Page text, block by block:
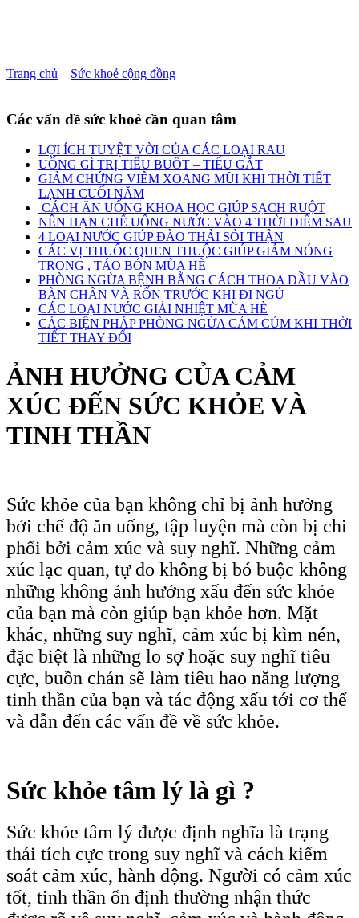
Trang chủ Sức khoẻ cộng đồng
Các vấn đề sức khoẻ cần quan tâm
LỢI ÍCH TUYỆT VỜI CỦA CÁC LOẠI RAU
UỐNG GÌ TRỊ TIỂU BUỐT – TIỂU GẮT
GIẢM CHỨNG VIÊM XOANG MŨI KHI THỜI TIẾT
LẠNH CUỐI NĂM
CÁCH ĂN UỐNG KHOA HỌC GIÚP SẠCH RUỘT
NÊN HẠN CHẾ UỐNG NƯỚC VÀO 4 THỜI ĐIỂM SAU
4 LOẠI NƯỚC GIÚP ĐÀO THẢI SỎI THẬN
CÁC VỊ THUỐC QUEN THUỘC GIÚP GIẢM NÓNG
TRONG , TÁO BÓN MÙA HÈ
PHÒNG NGỪA BỆNH BẰNG CÁCH THOA DẦU VÀO
BÀN CHÂN VÀ RỐN TRƯỚC KHI ĐI NGỦ
CÁC LOẠI NƯỚC GIẢI NHIỆT MÙA HÈ
CÁC BIỆN PHÁP PHÒNG NGỪA CẢM CÚM KHI THỜI
TIẾT THAY ĐỔI
ẢNH HƯỞNG CỦA CẢM
XÚC ĐẾN SỨC KHỎE VÀ
TINH THẦN
Sức khỏe của bạn không chỉ bị ảnh hưởng
bởi chế độ ăn uống, tập luyện mà còn bị chi
phối bởi cảm xúc và suy nghĩ. Những cảm
xúc lạc quan, tự do không bị bó buộc không
những không ảnh hưởng xấu đến sức khỏe
của bạn mà còn giúp bạn khỏe hơn. Mặt
khác, những suy nghĩ, cảm xúc bị kìm nén,
đặc biệt là những lo sợ hoặc suy nghĩ tiêu
cực, buồn chán sẽ làm tiêu hao năng lượng
tinh thần của bạn và tác động xấu tới cơ thể
và dẫn đến các vấn đề về sức khỏe.
Sức khỏe tâm lý là gì ?
Sức khỏe tâm lý được định nghĩa là trạng
thái tích cực trong suy nghĩ và cách kiểm
soát cảm xúc, hành động. Người có cảm xúc
tốt, tinh thần ổn định thường nhận thức